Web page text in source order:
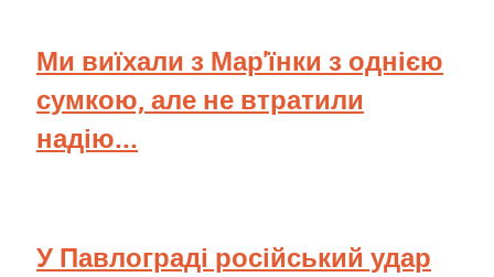
Ми виїхали з Мар'їнки з однією
сумкою, але не втратили
надію...
У Павлограді російський удар